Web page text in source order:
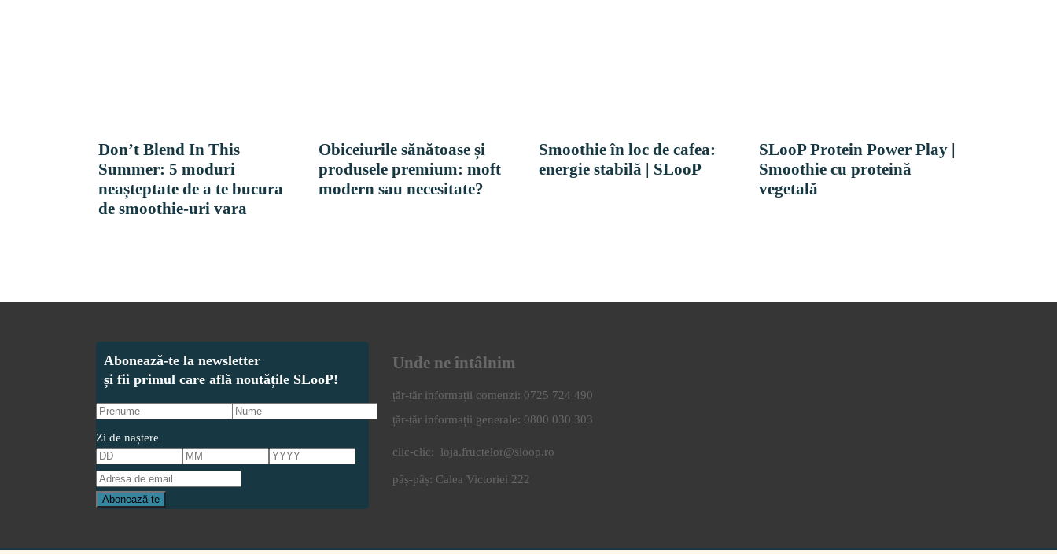
Don’t Blend In This
Summer: 5 moduri
neașteptate de a te bucura
de smoothie-uri vara
Obiceiurile sănătoase și
produsele premium: moft
modern sau necesitate?
Smoothie în loc de cafea:
energie stabilă | SLooP
SLooP Protein Power Play |
Smoothie cu proteină
vegetală
Zi de naștere
Unde ne întâlnim
0725 724 490
0800 030 303
clic-clic: loja.fructelor@sloop.ro